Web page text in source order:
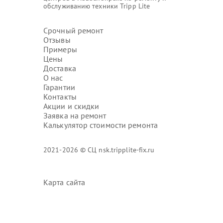
обслуживанию техники Tripp Lite
Срочный ремонт
Отзывы
Примеры
Цены
Доставка
О нас
Гарантии
Контакты
Акции и скидки
Заявка на ремонт
Калькулятор стоимости ремонта
2021-2026 © СЦ nsk.tripplite-fix.ru
Карта сайта